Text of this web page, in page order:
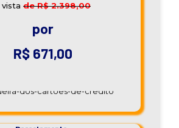
vista de R$ 2.398,00
por
R$ 671,00